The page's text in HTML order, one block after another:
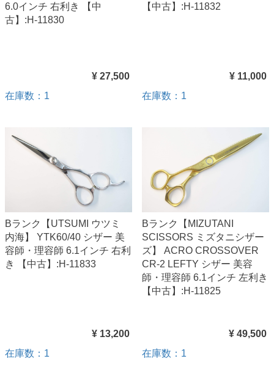
6.0インチ 右利き 【中
古】:H-11830
¥ 27,500
在庫数：1
【中古】:H-11832
¥ 11,000
在庫数：1
Bランク【UTSUMI ウツミ
内海】 YTK60/40 シザー 美
容師・理容師 6.1インチ 右利
き 【中古】:H-11833
¥ 13,200
在庫数：1
Bランク【MIZUTANI
SCISSORS ミズタニシザー
ズ】 ACRO CROSSOVER
CR-2 LEFTY シザー 美容
師・理容師 6.1インチ 左利き
【中古】:H-11825
¥ 49,500
在庫数：1